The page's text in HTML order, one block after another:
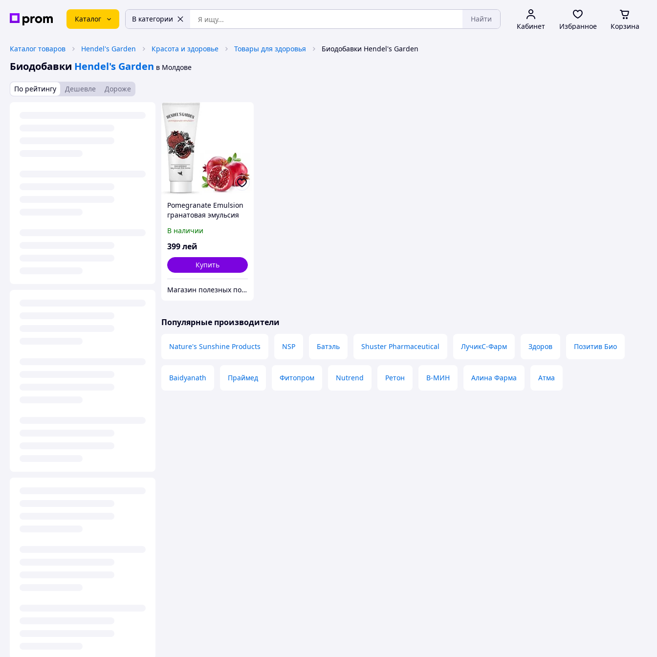
Каталог В категории Найти
Кабинет Избранное Корзина
Каталог товаров Hendel's Garden Красота и здоровье Товары для здоровья Биодобавки Hendel's Garden
Биодобавки Hendel's Garden в Молдове
По рейтингу Дешевле Дороже
Pomegranate Emulsion
гранатовая эмульсия
Garden
В наличии
399лей
Купить
Магазин полезных покупок "Goodbuy"
Популярные производители
Nature's Sunshine Products NSP Батэль Shuster Pharmaceutical ЛучикС-Фарм Здоров Позитив Био
Baidyanath Праймед Фитопром Nutrend Ретон В-МИН Алина Фарма Атма